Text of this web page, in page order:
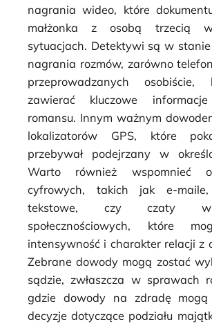
nagrania wideo, które
małżonka z osobą trzecią
sytuacjach. Detektywi są w
nagrania rozmów, zarówno
przeprowadzanych
zawierać kluczowe
romansu. Innym ważnym
lokalizatorów GPS, które
przebywał podejrzany w
Warto również wspomnieć
cyfrowych, takich jak e-maile,
tekstowe, czy czaty w
społecznościowych, które
intensywność i charakter relacji z
Zebrane dowody mogą zostać
sądzie, zwłaszcza w sprawach
gdzie dowody na zdradę mogą
decyzje dotyczące podziału